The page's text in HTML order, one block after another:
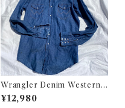
Wrangler Denim Western S
hirt 16 1/2 Made in USA / ラ
ングラー デニム ウエスタン シ
¥12,980